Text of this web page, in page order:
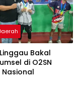
Bakal
di O2SN